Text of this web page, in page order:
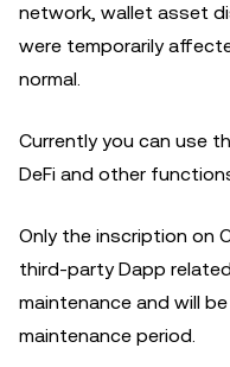
network, wallet asset
were temporarily
normal.
Currently you can use
DeFi and other
Only the inscription on
third-party Dapp
maintenance and will
maintenance period.